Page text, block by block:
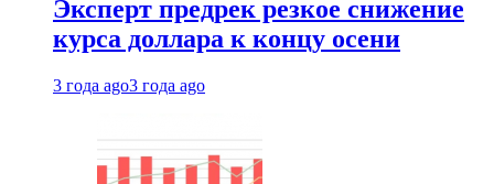
Эксперт предрек резкое снижение
курса доллара к концу осени
3 года ago3 года ago